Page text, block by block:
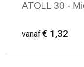
ATOLL 30 -
vanaf € 1,32